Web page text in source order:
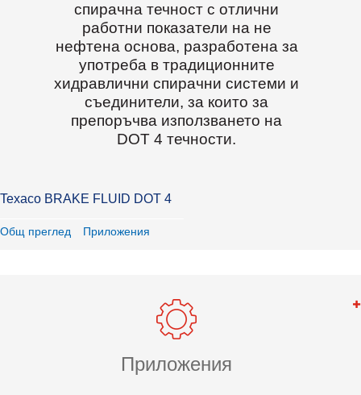
спирачна течност с отлични
работни показатели на не
нефтена основа, разработена за
употреба в традиционните
хидравлични спирачни системи и
съединители, за които за
препоръчва използването на
DOT 4 течности.
Texaco BRAKE FLUID DOT 4
Общ преглед Приложения
Приложения